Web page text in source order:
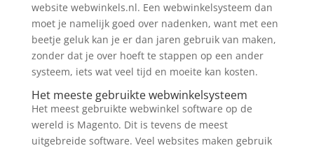
website webwinkels.nl. Een webwinkelsysteem dan
moet je namelijk goed over nadenken, want met een
beetje geluk kan je er dan jaren gebruik van maken,
zonder dat je over hoeft te stappen op een ander
systeem, iets wat veel tijd en moeite kan kosten.
Het meeste gebruikte webwinkelsysteem
Het meest gebruikte webwinkel software op de
wereld is Magento. Dit is tevens de meest
uitgebreide software. Veel websites maken gebruik